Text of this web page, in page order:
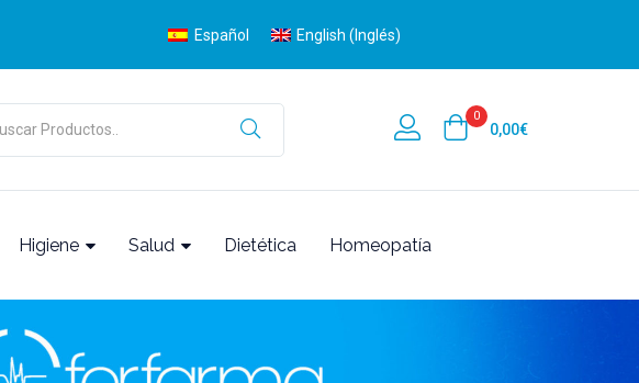
Español English ( Inglés)
0
0,00€
Higiene Salud Dietética Homeopatía